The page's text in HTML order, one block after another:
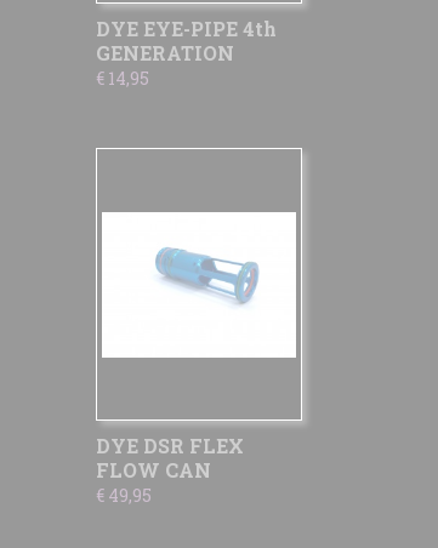
DYE EYE-PIPE 4th
GENERATION
€ 14,95
DYE DSR FLEX
FLOW CAN
€ 49,95